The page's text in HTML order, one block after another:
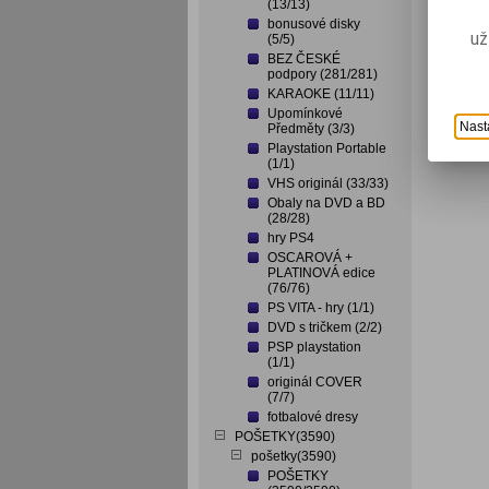
(13/13)
bonusové disky
(5/5)
BEZ ČESKÉ
podpory (281/281)
KARAOKE (11/11)
Upomínkové
Předměty (3/3)
Playstation Portable
(1/1)
VHS originál (33/33)
Obaly na DVD a BD
(28/28)
hry PS4
OSCAROVÁ +
PLATINOVÁ edice
(76/76)
PS VITA - hry (1/1)
DVD s tričkem (2/2)
PSP playstation
(1/1)
originál COVER
(7/7)
fotbalové dresy
POŠETKY(3590)
pošetky(3590)
POŠETKY